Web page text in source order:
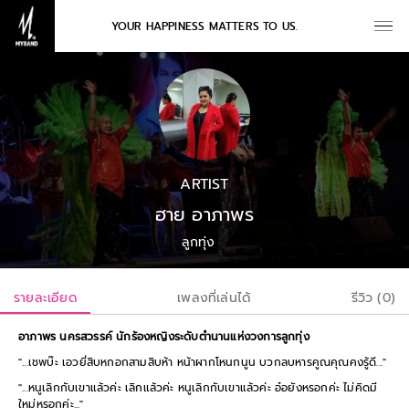
YOUR HAPPINESS MATTERS TO US.
ARTIST
ฮาย อาภาพร
ลูกทุ่ง
รายละเอียด เพลงที่เล่นได้ รีวิว (0)
อาภาพร นครสวรรค์ นักร้องหญิงระดับตำนานแห่งวงการลูกทุ่ง
"...เชพบ๊ะ เอวยี่สิบหกอกสามสิบห้า หน้าผากโหนกนูน บวกลบหารคูณคุณคงรู้ดี..."
"...หนูเลิกกับเขาแล้วค่ะ เลิกแล้วค่ะ หนูเลิกกับเขาแล้วค่ะ อ๋อยังหรอกค่ะ ไม่คิดมี
ใหม่หรอกค่ะ..."